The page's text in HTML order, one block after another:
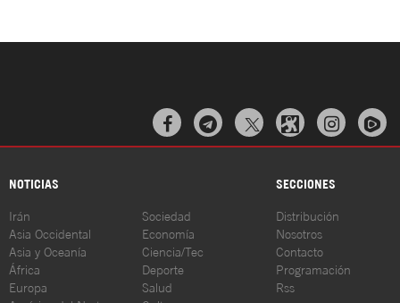
  
NOTICIAS SECCIONES
Irán
Asia Occidental
Asia y Oceanía
África
Europa
Sociedad
Economía
Ciencia/Tec
Deporte
Salud
Distribución
Nosotros
Contacto
Programación
Rss